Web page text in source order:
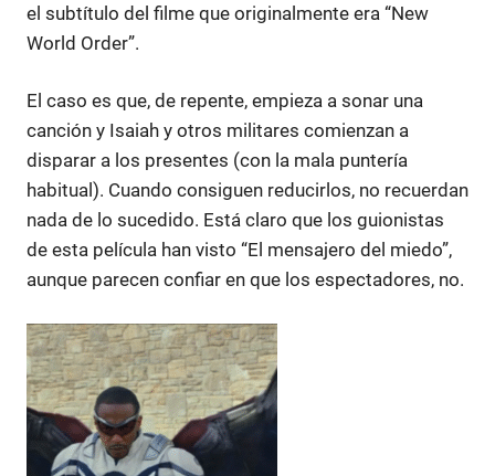
el subtítulo del filme que originalmente era “New
World Order”.
El caso es que, de repente, empieza a sonar una
canción y Isaiah y otros militares comienzan a
disparar a los presentes (con la mala puntería
habitual). Cuando consiguen reducirlos, no recuerdan
nada de lo sucedido. Está claro que los guionistas
de esta película han visto “El mensajero del miedo”,
aunque parecen confiar en que los espectadores, no.